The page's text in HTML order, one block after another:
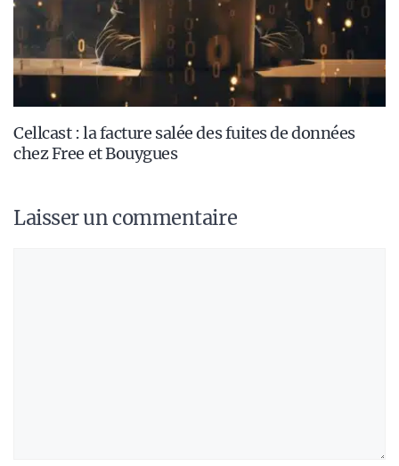
Cellcast : la facture salée des fuites de données
chez Free et Bouygues
Laisser un commentaire